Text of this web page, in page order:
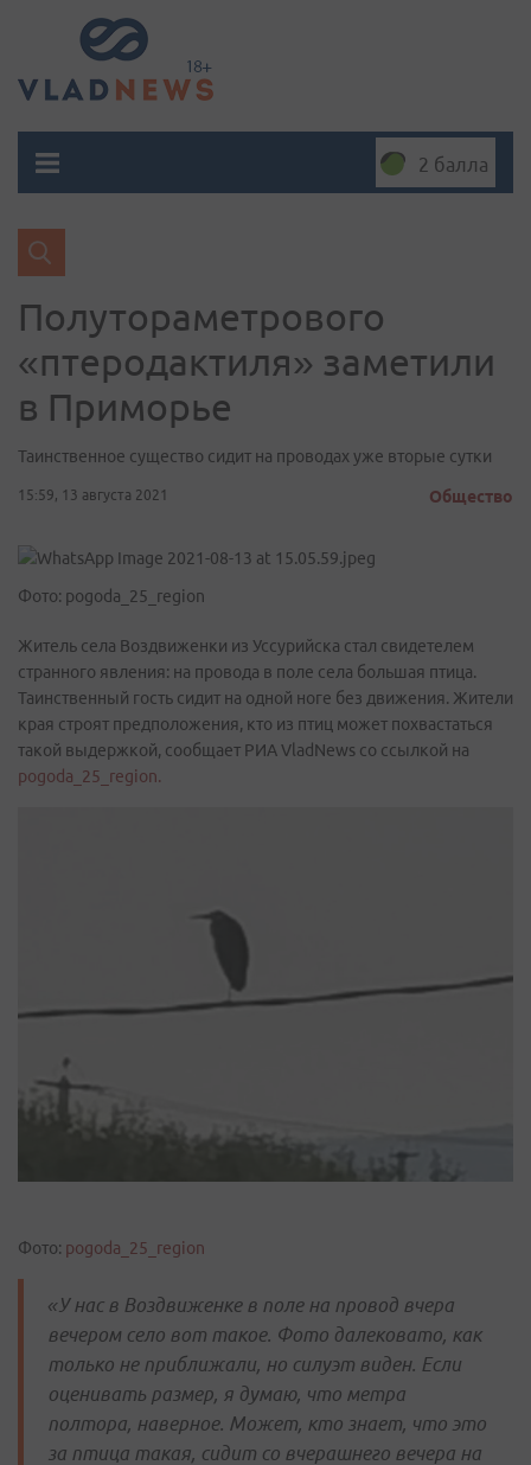
2 балла
Полутораметрового
«птеродактиля» заметили
в Приморье
Таинственное существо сидит на проводах уже вторые сутки
15:59, 13 августа 2021 Общество
Фото: pogoda_25_region
Житель села Воздвиженки из Уссурийска стал свидетелем
странного явления: на провода в поле села большая птица.
Таинственный гость сидит на одной ноге без движения. Жители
края строят предположения, кто из птиц может похвастаться
такой выдержкой, сообщает РИА VladNews со ссылкой на
pogoda_25_region.
Фото: pogoda_25_region
«У нас в Воздвиженке в поле на провод вчера
вечером село вот такое. Фото далековато, как
только не приближали, но силуэт виден. Если
оценивать размер, я думаю, что метра
полтора, наверное. Может, кто знает, что это
за птица такая, сидит со вчерашнего вечера на